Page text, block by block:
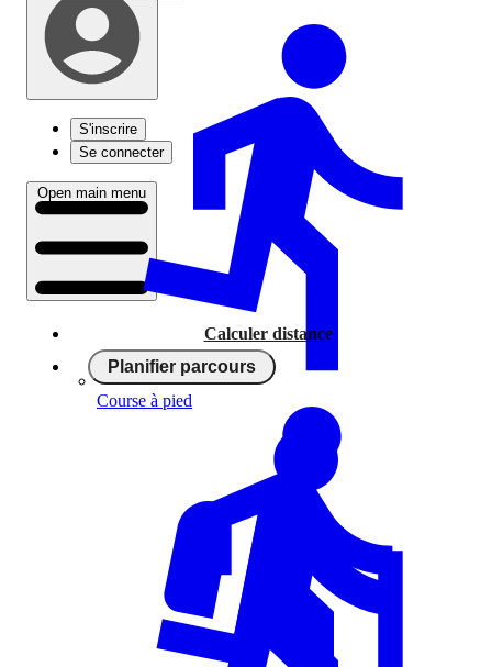
S'inscrire
Se connecter
Open main menu
Calculer distance
Planifier parcours
Course à pied